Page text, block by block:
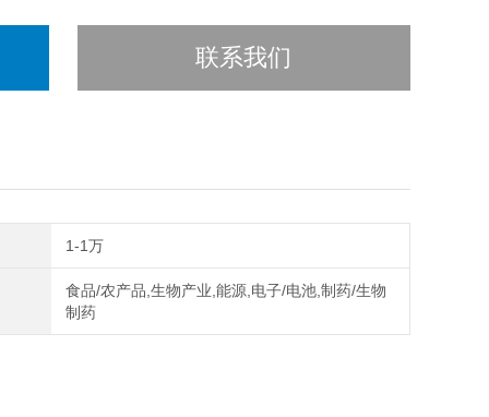
联系我们
1-1万
食品/农产品,生物产业,能源,电子/电池,制药/生物
制药